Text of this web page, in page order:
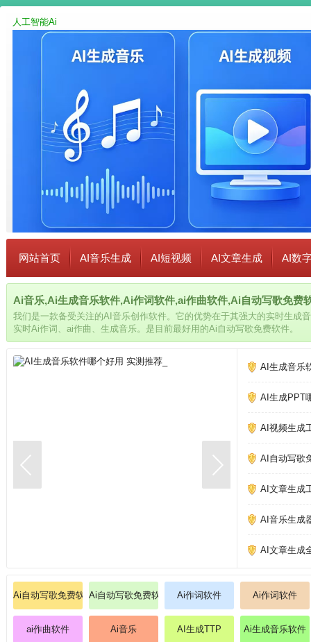
人工智能Ai
网站首页 AI音乐生成 AI短视频 AI文章生成 AI数
Ai音乐,Ai生成音乐软件,Ai作词软件,ai作曲软件,Ai自动写歌免费
我们是一款备受关注的AI音乐创作软件。它的优势在于其强大的实时生成
实时Ai作词、ai作曲、生成音乐。是目前最好用的Ai自动写歌免费软件。
AI生成音乐
AI生成PPT
AI视频生成
AI自动写歌
AI文章生成
AI音乐生成
AI文章生成
Ai自动写歌免费软件Ai自动写歌免费软件 Ai作词软件 Ai作词软件
ai作曲软件 Ai音乐 AI生成TTP Ai生成音乐软件